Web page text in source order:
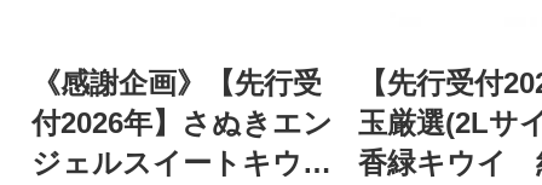
《感謝企画》【先行受
付2026年】さぬきエン
ジェルスイートキウ
【先行受付
玉厳選(2Lサ
香緑キウイ